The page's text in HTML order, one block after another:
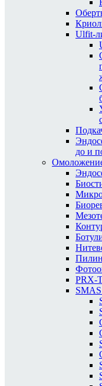
Ulfit-
до и
PRX-